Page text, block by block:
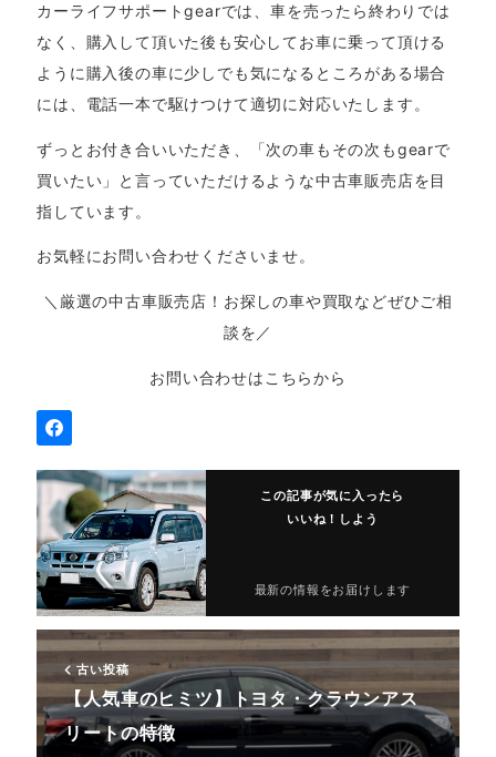
カーライフサポートgearでは、車を売ったら終わりでは
なく、購入して頂いた後も安心してお車に乗って頂ける
ように購入後の車に少しでも気になるところがある場合
には、電話一本で駆けつけて適切に対応いたします。
ずっとお付き合いいただき、「次の車もその次もgearで
買いたい」と言っていただけるような中古車販売店を目
指しています。
お気軽にお問い合わせくださいませ。
＼厳選の中古車販売店！お探しの車や買取などぜひご相
談を／
お問い合わせはこちらから
この記事が気に入ったら
いいね！しよう
最新の情報をお届けします
古い投稿
【人気車のヒミツ】トヨタ・クラウンアス
リートの特徴